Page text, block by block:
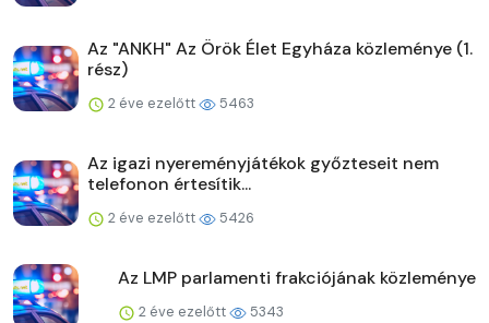
Az "ANKH" Az Örök Élet Egyháza közleménye (1.
rész)
2 éve ezelőtt 5463
Az igazi nyereményjátékok győzteseit nem
telefonon értesítik...
2 éve ezelőtt 5426
Az LMP parlamenti frakciójának közleménye
2 éve ezelőtt 5343